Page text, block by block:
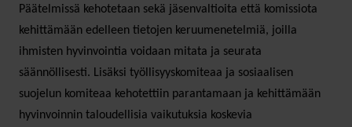
Päätelmissä kehotetaan sekä jäsenvaltioita että komissiota
kehittämään edelleen tietojen keruumenetelmiä, joilla
ihmisten hyvinvointia voidaan mitata ja seurata
säännöllisesti. Lisäksi työllisyyskomiteaa ja sosiaalisen
suojelun komiteaa kehotettiin parantamaan ja kehittämään
hyvinvoinnin taloudellisia vaikutuksia koskevia